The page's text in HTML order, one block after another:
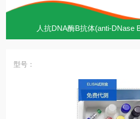
人抗DNA酶B抗体(anti-DNase
型号：